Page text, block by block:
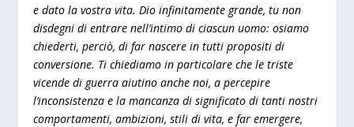
e dato la vostra vita. Dio infinitamente grande, tu non
disdegni di entrare nell’intimo di ciascun uomo: osiamo
chiederti, perciò, di far nascere in tutti propositi di
conversione. Ti chiediamo in particolare che le triste
vicende di guerra aiutino anche noi, a percepire
l’inconsistenza e la mancanza di significato di tanti nostri
comportamenti, ambizioni, stili di vita, e far emergere,